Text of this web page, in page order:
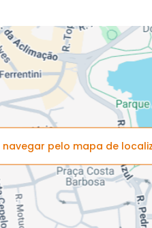
navegar pelo mapa de